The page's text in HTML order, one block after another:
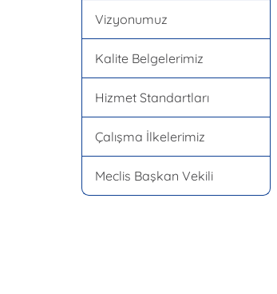
Vizyonumuz
Kalite Belgelerimiz
Hizmet Standartları
Çalışma İlkelerimiz
Meclis Başkan Vekili